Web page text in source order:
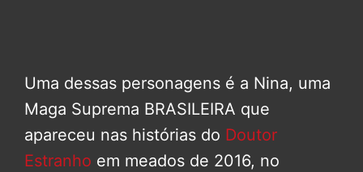
Uma dessas personagens é a Nina, uma
Maga Suprema BRASILEIRA que
apareceu nas histórias do Doutor
Estranho em meados de 2016, no